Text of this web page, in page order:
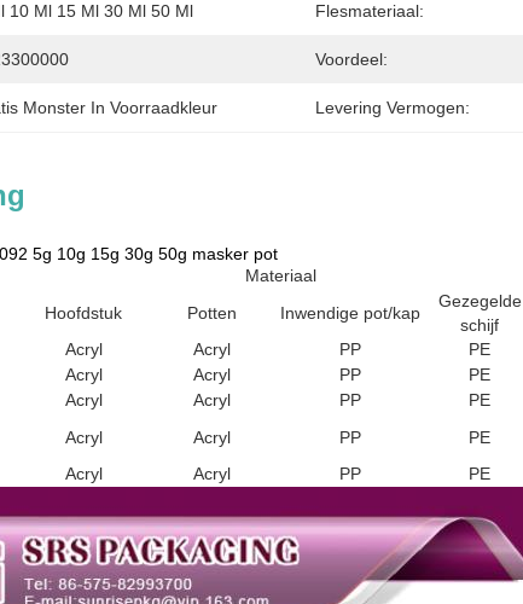
10 Ml 15 Ml 30 Ml 50 Ml Flesmateriaal:
Voordeel:
Monster In Voorraadkleur Levering Vermogen:
5g 10g 15g 30g 50g masker pot
Materiaal
Hoofdstuk Potten Inwendige pot/kap
Gezegelde
schijf
Acryl Acryl PP PE
Acryl Acryl PP PE
Acryl Acryl PP PE
Acryl Acryl PP PE
Acryl Acryl PP PE